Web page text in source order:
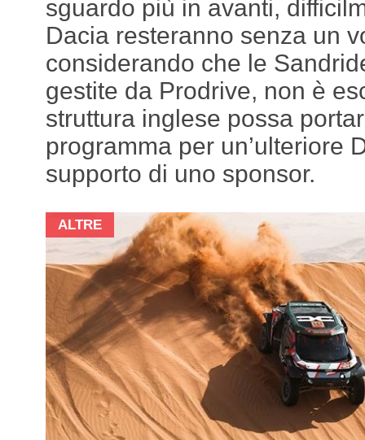
sguardo più in avanti,
Dacia resteranno senza un
considerando che le
gestite da Prodrive, non è
struttura inglese possa
programma per un’ulteriore
supporto di uno sponsor.
ALTRE